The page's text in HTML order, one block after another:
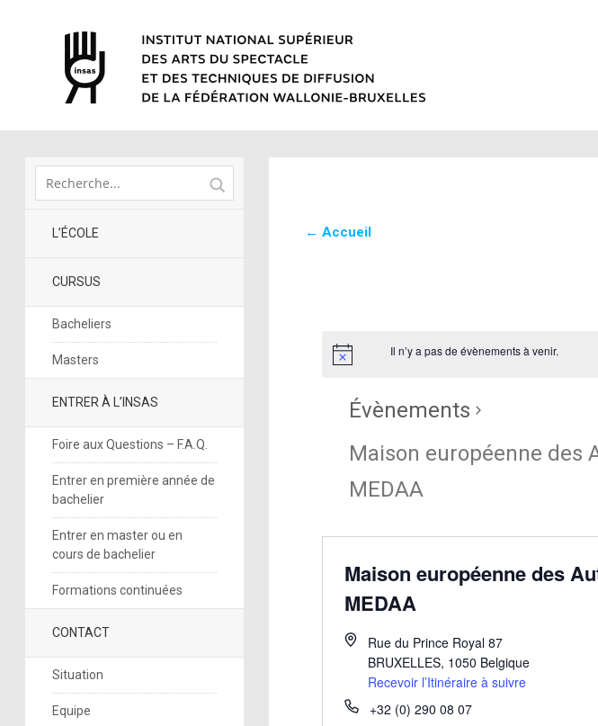
L’ÉCOLE
CURSUS
Bacheliers
Masters
ENTRER À L’INSAS
Foire aux Questions – F.A.Q.
Entrer en première année de
bachelier
Entrer en master ou en
cours de bachelier
Formations continuées
CONTACT
Situation
Equipe
← Accueil
Il n’y a pas de évènements à venir.
Évènements
Maison européenne des
MEDAA
Maison européenne des
MEDAA
Rue du Prince Royal 87
BRUXELLES, 1050 Belgique
Recevoir l’Itinéraire à suivre
+32 (0) 290 08 07